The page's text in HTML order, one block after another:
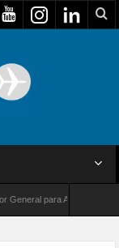
para América Latina